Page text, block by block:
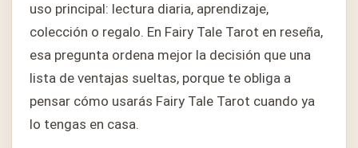
uso principal: lectura diaria, aprendizaje,
colección o regalo. En Fairy Tale Tarot en reseña,
esa pregunta ordena mejor la decisión que una
lista de ventajas sueltas, porque te obliga a
pensar cómo usarás Fairy Tale Tarot cuando ya
lo tengas en casa.